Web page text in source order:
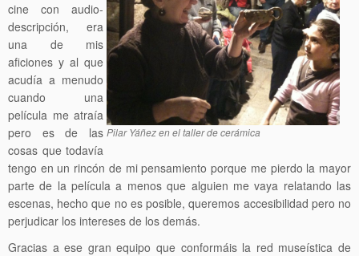
Pilar Yáñez en el taller de cerámica
cine con audio-
descripción, era
una de mis
aficiones y al que
acudía a menudo
cuando una
película me atraía
pero es de las
cosas que todavía
tengo en un rincón de mi pensamiento porque me pierdo la mayor
parte de la película a menos que alguien me vaya relatando las
escenas, hecho que no es posible, queremos accesibilidad pero no
perjudicar los intereses de los demás.
Gracias a ese gran equipo que conformáis la red museística de